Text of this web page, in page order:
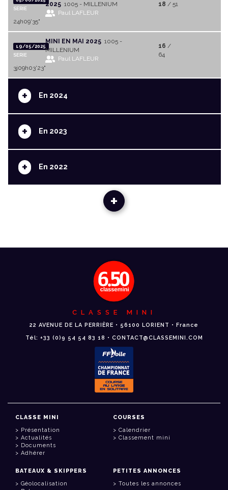
SERIE
2025 1005 - MILLENIUM
Paul LAFLEUR
18 / 51
24h09'35"
19/05/2025
SERIE
MINI EN MAI 2025 1005 -
MILLENIUM
Paul LAFLEUR
16 /
64
3j09h03'23"
+ En 2024
+ En 2023
+ En 2022
+
CLASSE MINI
22 AVENUE DE LA PERRIÈRE • 56100 LORIENT • France
Tél: +33 (0)9 54 54 83 18 • CONTACT@CLASSEMINI.COM
CLASSE MINI
Présentation
Actualités
Documents
Adhérer
COURSES
Calendrier
Classement mini
BATEAUX & SKIPPERS
Géolocalisation
PETITES ANNONCES
Toutes les annonces